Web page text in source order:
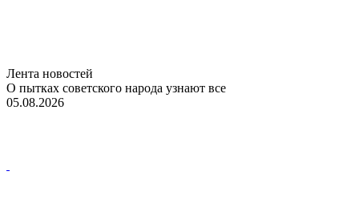
Лента новостей
О пытках советского народа узнают все
05.08.2026